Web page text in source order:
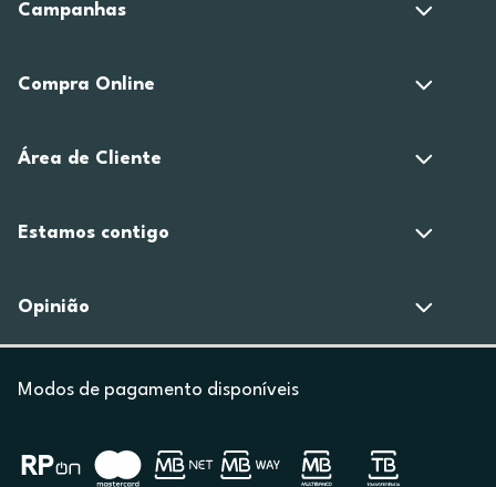
Campanhas
Compra Online
Área de Cliente
Estamos contigo
Opinião
Modos de pagamento disponíveis